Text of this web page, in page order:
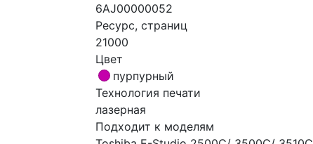
6AJ00000052
Ресурс, страниц
21000
Цвет
пурпурный
Технология печати
лазерная
Подходит к моделям